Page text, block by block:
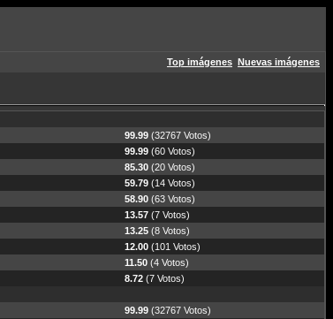
Top imágenes Nuevas imágenes
99.99 (32767 Votos)
99.99 (60 Votos)
85.30 (20 Votos)
59.79 (14 Votos)
58.90 (63 Votos)
13.57 (7 Votos)
13.25 (8 Votos)
12.00 (101 Votos)
11.50 (4 Votos)
8.72 (7 Votos)
99.99 (32767 Votos)